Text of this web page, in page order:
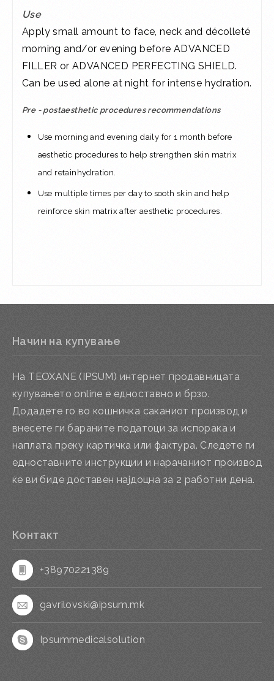
Use
Apply small amount to face, neck and décolleté
morning and/or evening before ADVANCED
FILLER or ADVANCED PERFECTING SHIELD.
Can be used alone at night for intense hydration.
Pre - postaesthetic procedures recommendations
Use morning and evening daily for 1 month before
aesthetic procedures to help strengthen skin matrix
and retain hydration.
Use multiple times per day to sooth skin and help
reinforce skin matrix after aesthetic procedures.
Начин на купување
На TEOXANE (IPSUM) интернет продавницата
купувањето online е едноставно и брзо.
Додадете го во кошничка саканиот производ и
внесете ги бараните податоци за испорака и
наплата преку картичка или фактура. Следете ги
едноставните инструкции и нарачаниот производ
ќе ви биде доставен најдоцна за 2 работни дена.
Контакт
+38970221389
gavrilovski@ipsum.mk
Ipsummedicalsolution